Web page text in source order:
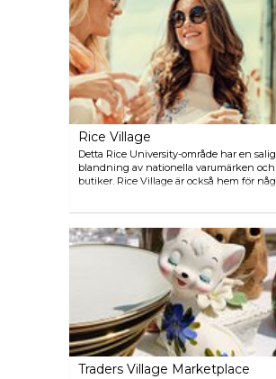
Rice Village
Detta Rice University-område har en salig
blandning av nationella varumärken
butiker. Rice Village är också hem för
bästa och mest varierade restaurangerna
Traders Village Marketplace